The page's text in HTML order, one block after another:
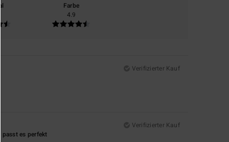
Farbe
4.9
Verifizierter Kauf
Verifizierter Kauf
es perfekt